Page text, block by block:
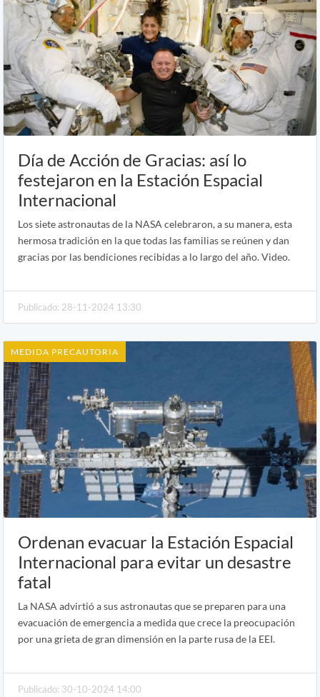
Día de Acción de Gracias: así lo
festejaron en la Estación Espacial
Internacional
Los siete astronautas de la NASA celebraron, a su manera, esta
hermosa tradición en la que todas las familias se reúnen y dan
gracias por las bendiciones recibidas a lo largo del año. Video.
Publicado: 28-11-2024 13:30
MEDIDA PRECAUTORIA
Ordenan evacuar la Estación Espacial
Internacional para evitar un desastre
fatal
La NASA advirtió a sus astronautas que se preparen para una
evacuación de emergencia a medida que crece la preocupación
por una grieta de gran dimensión en la parte rusa de la EEI.
Publicado: 30-10-2024 14:00